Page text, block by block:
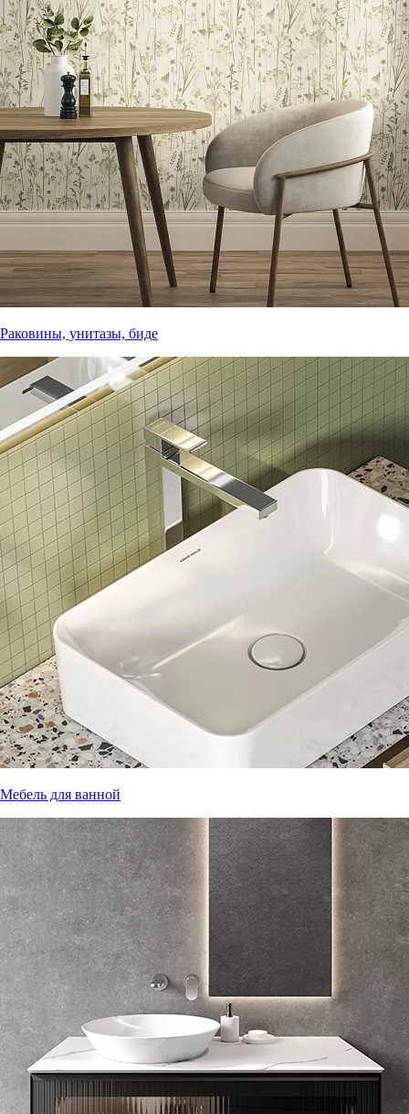
Раковины, унитазы, биде
Мебель для ванной